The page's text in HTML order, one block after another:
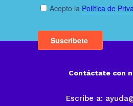
Contáctate con
Escribe a: